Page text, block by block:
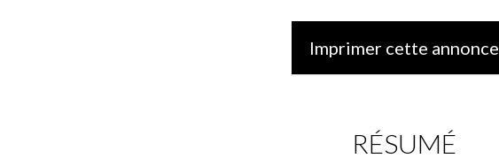
Imprimer cette annonce
RÉSUMÉ